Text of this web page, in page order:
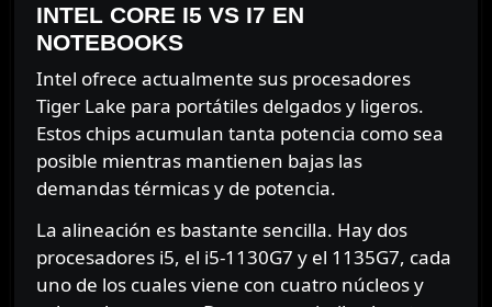
INTEL CORE I5 VS I7 EN
NOTEBOOKS
Intel ofrece actualmente sus procesadores
Tiger Lake para portátiles delgados y ligeros.
Estos chips acumulan tanta potencia como sea
posible mientras mantienen bajas las
demandas térmicas y de potencia.
La alineación es bastante sencilla. Hay dos
procesadores i5, el i5-1130G7 y el 1135G7, cada
uno de los cuales viene con cuatro núcleos y